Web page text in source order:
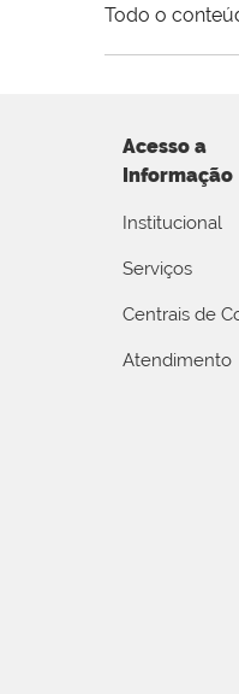
Todo o
Acesso a
Informação
Institucional
Serviços
Centrais de
Atendimento